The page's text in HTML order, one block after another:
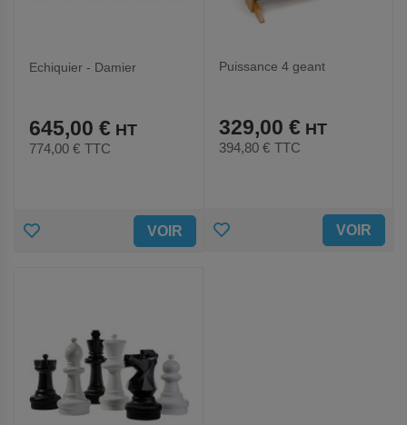
Echiquier - Damier
645,00 €
774,00 € TTC
AJOUTER VOIR
Puissance 4 geant
329,00 €
394,80 € TTC
AJOUTER VOIR